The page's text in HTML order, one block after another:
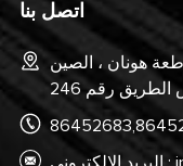
اتصل بنا
هونان ، الصين
البريد الإلكتروني :